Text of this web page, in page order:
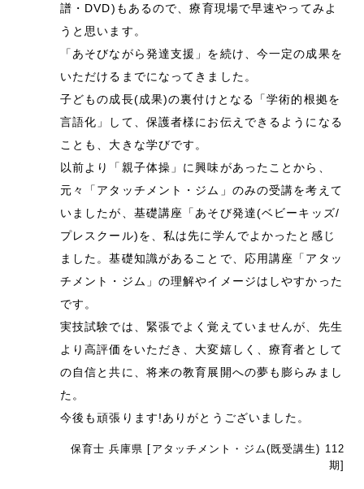
譜・DVD)もあるので、療育現場で早速やってみよ
うと思います。
「あそびながら発達支援」を続け、今一定の成果を
いただけるまでになってきました。
子どもの成長(成果)の裏付けとなる「学術的根拠を
言語化」して、保護者様にお伝えできるようになる
ことも、大きな学びです。
以前より「親子体操」に興味があったことから、
元々「アタッチメント・ジム」のみの受講を考えて
いましたが、基礎講座「あそび発達(ベビーキッズ/
プレスクール)を、私は先に学んでよかったと感じ
ました。基礎知識があることで、応用講座「アタッ
チメント・ジム」の理解やイメージはしやすかった
です。
実技試験では、緊張でよく覚えていませんが、先生
より高評価をいただき、大変嬉しく、療育者として
の自信と共に、将来の教育展開への夢も膨らみまし
た。
今後も頑張ります!ありがとうございました。
保育士 兵庫県 [アタッチメント・ジム(既受講生) 112
期]